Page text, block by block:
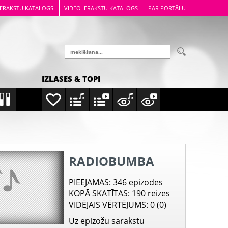
KATALOGS VIDEO IERAKSTU KATALOGS PAR PORTĀLU
IZLASES & TOPI
RADIOBUMBA
PIEEJAMAS: 346 epizodes
KOPĀ SKATĪTAS: 190 reizes
VIDĒJAIS VĒRTĒJUMS: 0 (0)
Uz epizožu sarakstu